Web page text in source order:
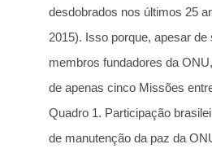
desdobrados nos últimos 25
2015). Isso porque, apesar de
membros fundadores da
de apenas cinco Missões
Quadro 1. Participação
de manutenção da paz da